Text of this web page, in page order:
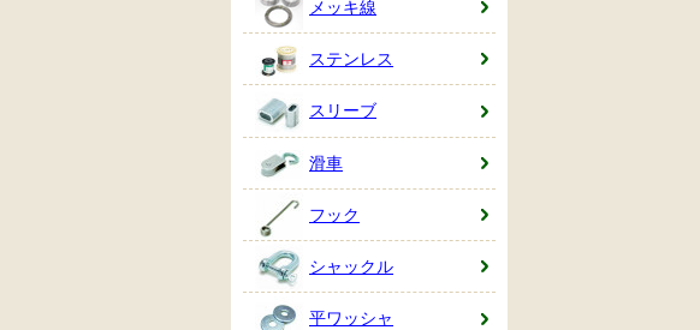
メッキ線
ステンレス
スリーブ
滑車
フック
シャックル
平ワッシャ